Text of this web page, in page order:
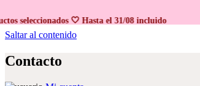
seleccionados 🤍 Hasta el 31/08 incluido
Saltar al contenido
Contacto